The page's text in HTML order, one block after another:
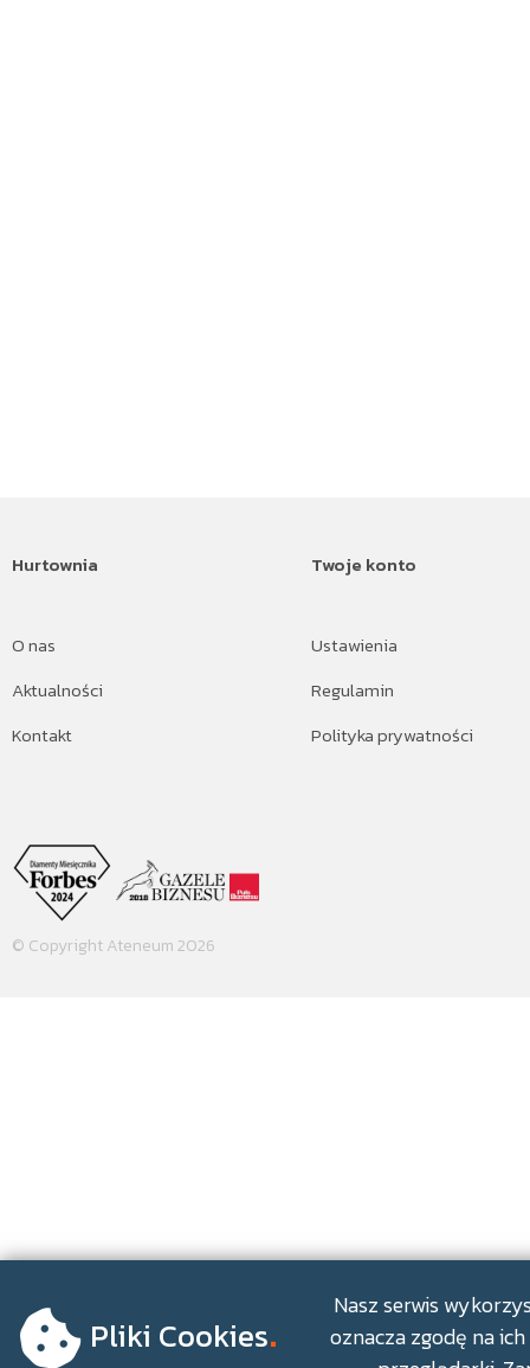
Hurtownia
O nas
Aktualności
Kontakt
Twoje konto
Ustawienia
Regulamin
Polityka prywatności
© Copyright Ateneum 2026
Pliki Cookies.
Nasz serwis
oznacza zgodę na